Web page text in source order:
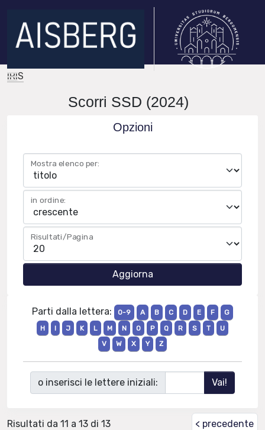
IRIS
Scorri SSD (2024)
Opzioni
Mostra elenco per:
in ordine:
Risultati/Pagina
Parti dalla lettera: 0-9 A B C D E F
G
H
I J K L M N O P Q R S T
U
V
W X Y Z
o inserisci le lettere iniziali:
Risultati da 11 a 13 di 13 < precedente